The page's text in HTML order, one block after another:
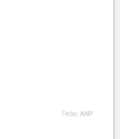
Foto: ANP